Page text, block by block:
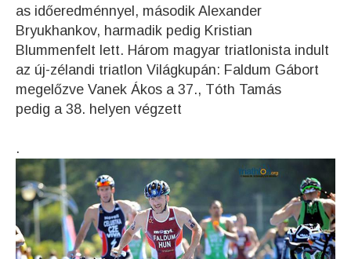
as időeredménnyel, második Alexander
Bryukhankov, harmadik pedig Kristian
Blummenfelt lett. Három magyar triatlonista indult
az új-zélandi triatlon Világkupán: Faldum Gábort
megelőzve Vanek Ákos a 37., Tóth Tamás
pedig a 38. helyen végzett
.